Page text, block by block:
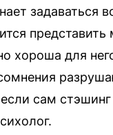
задаваться
представить
хороша для
сам стэшинг